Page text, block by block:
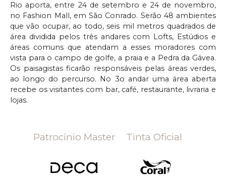
Rio aporta, entre 24 de setembro e 24 de novembro,
no Fashion Mall, em São Conrado. Serão 48 ambientes
que vão ocupar, ao todo, seis mil metros quadrados de
área dividida pelos três andares com Lofts, Estúdios e
áreas comuns que atendam a esses moradores com
vista para o campo de golfe, a praia e a Pedra da Gávea.
Os paisagistas ficarão responsáveis pelas áreas verdes,
ao longo do percurso. No 3o andar uma área aberta
recebe os visitantes com bar, café, restaurante, livraria e
lojas.
Patrocínio Master Tinta Oficial